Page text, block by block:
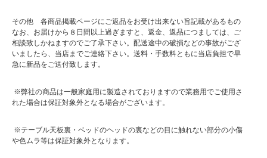
その他 各商品掲載ページにご返品をお受け出来ない旨記載があるもの
なお、お届けから８日間以上過ぎますと、返金、返品につましては、ご
相談致しかねますのでご了承下さい。配送途中の破損などの事故がござ
いましたら、当店までご連絡下さい。送料・手数料ともに当店負担で早
急に新品をご送付致します。
※弊社の商品は一般家庭用に製造されておりますので業務用でご使用さ
れた場合は保証対象外となる場合がございます。
※テーブル天板裏・ベッドのヘッドの裏などの目に触れない部分の小傷
や色ムラ等は保証対象外となります。